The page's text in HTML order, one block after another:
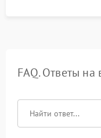
FAQ. Ответы на